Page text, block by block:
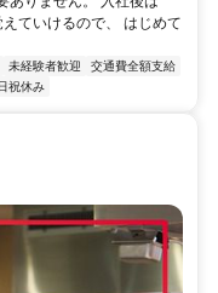
ていけるので、 はじめて
未経験者歓迎
交通費全額支給
祝休み